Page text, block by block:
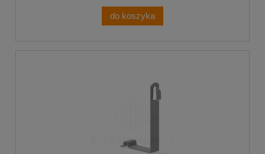
do koszyka